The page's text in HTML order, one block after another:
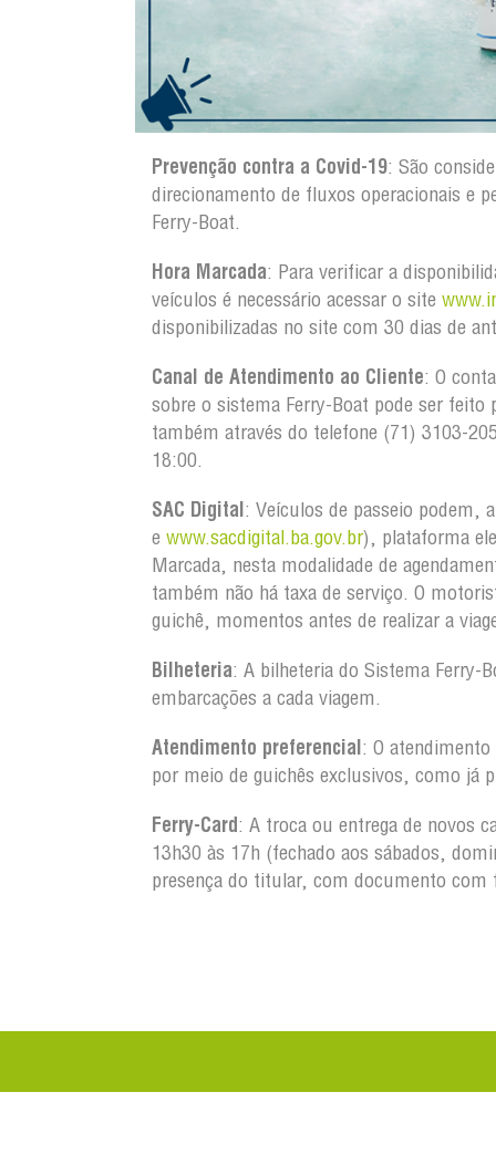
Prevenção contra a Covid-19: São
direcionamento de fluxos operacionais e
Ferry-Boat.
Hora Marcada: Para verificar a
veículos é necessário acessar o site
disponibilizadas no site com 30 dias de
Canal de Atendimento ao Cliente: O
sobre o sistema Ferry-Boat pode ser feito
também através do telefone (71) 3103-
18:00.
SAC Digital: Veículos de passeio podem,
e www.sacdigital.ba.gov.br), plataforma
Marcada, nesta modalidade de
também não há taxa de serviço. O
guichê, momentos antes de realizar a
Bilheteria: A bilheteria do Sistema Ferry-
embarcações a cada viagem.
Atendimento preferencial: O
por meio de guichês exclusivos, como já
Ferry-Card: A troca ou entrega de novos
13h30 às 17h (fechado aos sábados,
presença do titular, com documento com